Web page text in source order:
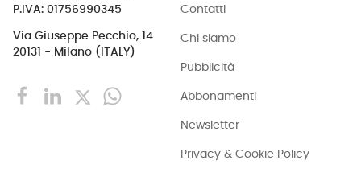
P.IVA: 01756990345
Via Giuseppe Pecchio, 14
20131 - Milano (ITALY)
Contatti
Chi siamo
Pubblicità
Abbonamenti
Newsletter
Privacy & Cookie Policy